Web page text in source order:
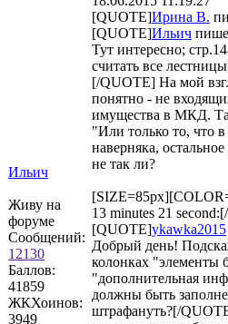
Ильич
Живу на
форуме
Сообщений:
12130
Баллов:
41859
ЖКХоинов:
3949
[QUOTE]Ирина В.
[QUOTE]Ильич
Тут интересно;
считать все
[/QUOTE] На мой
понятно - не
имущества в МКД.
"Или только то, что
наверняка,
не так ли?
13 minutes 21
[QUOTE]ykawka2015
Добрый день!
колонках "элементы
"дополнительная
должны быть
штрафануть?[/